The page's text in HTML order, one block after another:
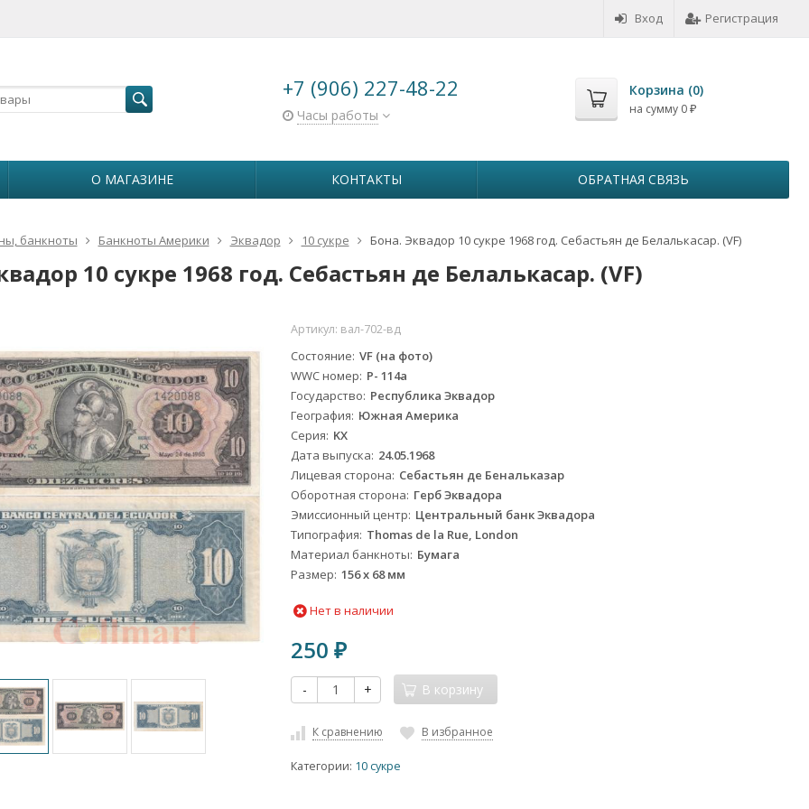
Вход Регистрация
+7 (906) 227-48-22
Часы работы
Корзина (0)
на сумму 0 ₽
О МАГАЗИНЕ КОНТАКТЫ ОБРАТНАЯ СВЯЗЬ
банкноты Банкноты Америки Эквадор 10 сукре Бона. Эквадор 10 сукре 1968 год. Себастьян де Белалькасар. (VF)
10 сукре 1968 год. Себастьян де Белалькасар. (VF)
Артикул: вал-702-вд
Состояние VF (на фото)
WWC номер P- 114a
Государство Республика Эквадор
География Южная Америка
Серия KX
Дата выпуска 24.05.1968
Лицевая сторона Себастьян де Бенальказар
Оборотная сторона Герб Эквадора
Эмиссионный центр Центральный банк Эквадора
Типография Thomas de la Rue, London
Материал банкноты Бумага
Размер 156 x 68 мм
Нет в наличии
250₽
- + В корзину
К сравнению В избранное
Категории: 10 сукре